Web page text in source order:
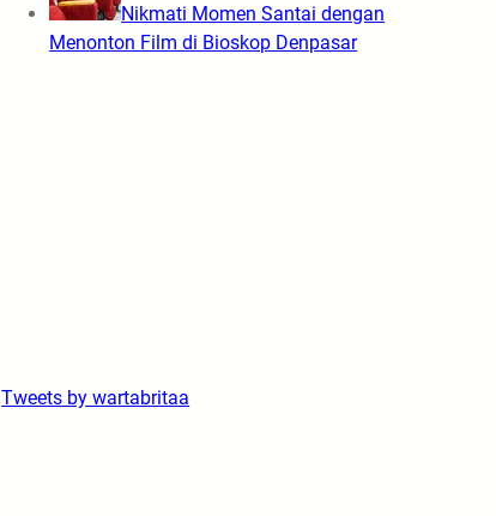
Nikmati Momen Santai dengan
Menonton Film di Bioskop Denpasar
Tweets by wartabritaa